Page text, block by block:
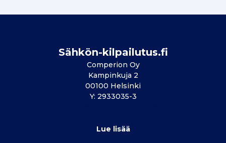
Sähkön-kilpailutus.fi
Comperion Oy
Kampinkuja 2
00100 Helsinki
Y: 2933035-3
Lue lisää